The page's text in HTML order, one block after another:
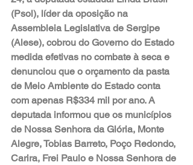
(Psol), líder da oposição na
Assembleia Legislativa de Sergipe
(Alese), cobrou do Governo do Estado
medida efetivas no combate à seca e
denunciou que o orçamento da pasta
de Meio Ambiente do Estado conta
com apenas R$334 mil por ano. A
deputada informou que os municípios
de Nossa Senhora da Glória, Monte
Alegre, Tobias Barreto, Poço Redondo,
Carira, Frei Paulo e Nossa Senhora de